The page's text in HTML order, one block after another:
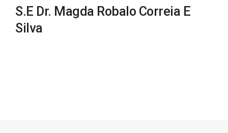
S.E Dr. Magda Robalo Correia E
Silva